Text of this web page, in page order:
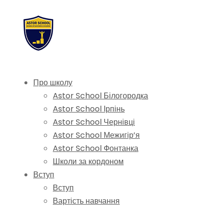
Про школу
Astor School Білогородка
Astor School Ірпінь
Astor School Чернівці
Astor School Межигір’я
Astor School Фонтанка
Школи за кордоном
Вступ
Вступ
Вартість навчання